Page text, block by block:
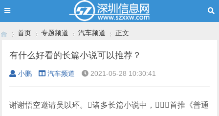
›
首页
›
专题频道
›
汽车频道
›
正文
有什么好看的长篇小说可以推荐？
小鹏 汽车频道 2021-05-28 10:30:41
谢谢悟空邀请吴以环。诸多长篇小说中，首推《普通